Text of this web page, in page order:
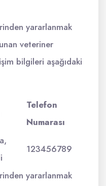
yararlanmak
veteriner
bilgileri aşağıdaki
Telefon
Numarası
123456789
yararlanmak